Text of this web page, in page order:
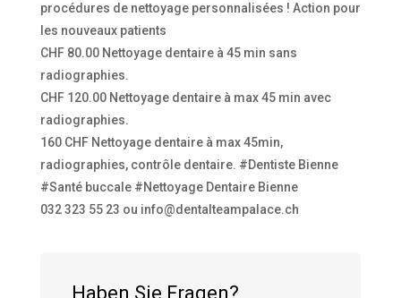
procédures de nettoyage personnalisées ! Action pour
les nouveaux patients
CHF 80.00 Nettoyage dentaire à 45 min sans
radiographies.
CHF 120.00 Nettoyage dentaire à max 45 min avec
radiographies.
160 CHF Nettoyage dentaire à max 45min,
radiographies, contrôle dentaire. #Dentiste Bienne
#Santé buccale #Nettoyage Dentaire Bienne
032 323 55 23 ou info@dentalteampalace.ch
Haben Sie Fragen?